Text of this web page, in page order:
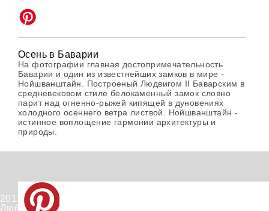
Осень в Баварии
На фотографии главная достопримечательность
Баварии и один из известнейших замков в мире -
Нойшванштайн. Построеный Людвигом II Баварским в
средневековом стиле белокаменный замок словно
парит над огненно-рыжей кипящей в дуновениях
холодного осеннего ветра листвой. Нойшванштайн -
истинное воплощение гармонии архитектуры и
природы.
2012-2026 © PinWin.su.
Любое использование материалов сайта запрещено